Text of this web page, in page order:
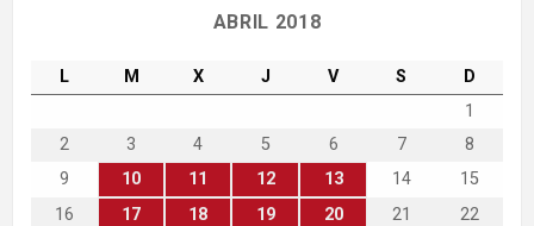
ABRIL 2018
L M X J V S
D
1
2
3 4 5 6 7
8
9
10 11 12 13 14
15
16
17 18 19 20 21
22